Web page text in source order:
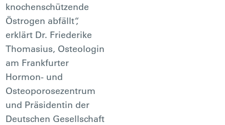
knochenschützende
Östrogen abfällt“,
erklärt Dr. Friederike
Thomasius, Osteologin
am Frankfurter
Hormon- und
Osteoporosezentrum
und Präsidentin der
Deutschen Gesellschaft